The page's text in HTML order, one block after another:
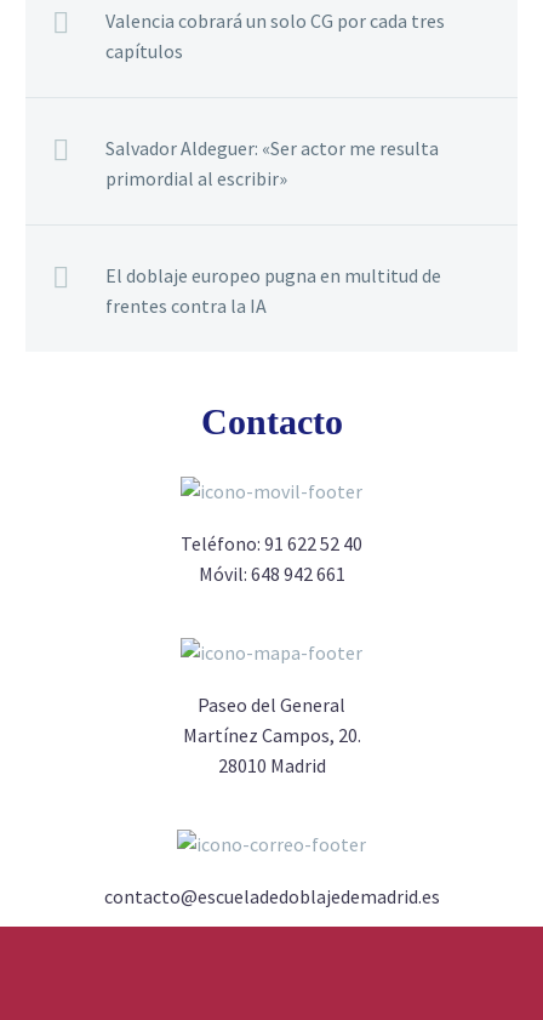
Valencia cobrará un solo CG por cada tres
capítulos
Salvador Aldeguer: «Ser actor me resulta
primordial al escribir»
El doblaje europeo pugna en multitud de
frentes contra la IA
Contacto
Teléfono: 91 622 52 40
Móvil: 648 942 661
Paseo del General
Martínez Campos, 20.
28010 Madrid
contacto@escueladedoblajedemadrid.es